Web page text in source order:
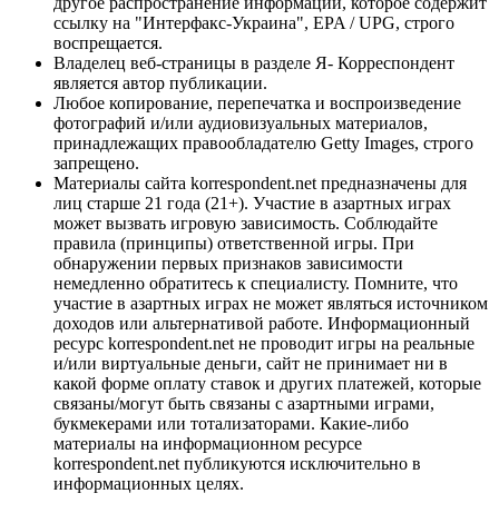
ссылку на "Интерфакс-Украина", EPA / UPG, строго
воспрещается.
Владелец веб-страницы в разделе Я- Корреспондент
является автор публикации.
Любое копирование, перепечатка и воспроизведение
фотографий и/или аудиовизуальных материалов,
принадлежащих правообладателю Getty Images, строго
запрещено.
Материалы сайта korrespondent.net предназначены для
лиц старше 21 года (21+). Участие в азартных играх
может вызвать игровую зависимость. Соблюдайте
правила (принципы) ответственной игры. При
обнаружении первых признаков зависимости
немедленно обратитесь к специалисту. Помните, что
участие в азартных играх не может являться источником
доходов или альтернативой работе. Информационный
ресурс korrespondent.net не проводит игры на реальные
и/или виртуальные деньги, сайт не принимает ни в
какой форме оплату ставок и других платежей, которые
связаны/могут быть связаны с азартными играми,
букмекерами или тотализаторами. Какие-либо
материалы на информационном ресурсе
korrespondent.net публикуются исключительно в
информационных целях.